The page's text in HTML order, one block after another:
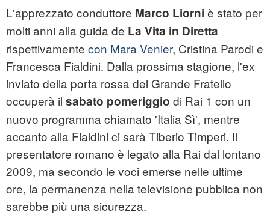
L'apprezzato conduttore Marco Liorni è stato per
molti anni alla guida de La Vita in Diretta
rispettivamente con Mara Venier, Cristina Parodi e
Francesca Fialdini. Dalla prossima stagione, l'ex
inviato della porta rossa del Grande Fratello
occuperà il sabato pomeriggio di Rai 1 con un
nuovo programma chiamato 'Italia Sì', mentre
accanto alla Fialdini ci sarà Tiberio Timperi. Il
presentatore romano è legato alla Rai dal lontano
2009, ma secondo le voci emerse nelle ultime
ore, la permanenza nella televisione pubblica non
sarebbe più una sicurezza.